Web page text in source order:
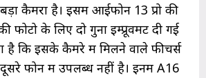
कैमरा है। इसमें आईफोन 13 प्रो की
फोटो के लिए दो गुना इम्प्रूवमेंट दी गई
है कि इसके कैमरे में मिलने वाले फीचर्स
फोन में उपलब्ध नहीं है। इनमें A16